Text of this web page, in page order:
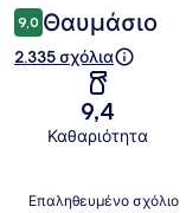
9,0 Θαυμάσιο
2.335 σχόλια
9,4
Καθαριότητα
Σχόλια
Επαληθευμένο σχόλιο